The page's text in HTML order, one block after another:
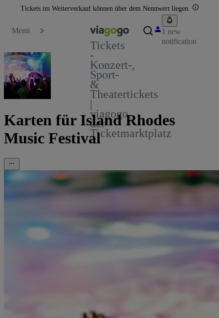
Tickets im Weiterverkauf können über dem Nennwert liegen.
Menü
Tickets
-
Konzert-,
Sport-
&
Theatertickets
|
viagogo
der
Ticketmarktplatz
1 new
notification
Karten für Island Rhodes
Music Festival